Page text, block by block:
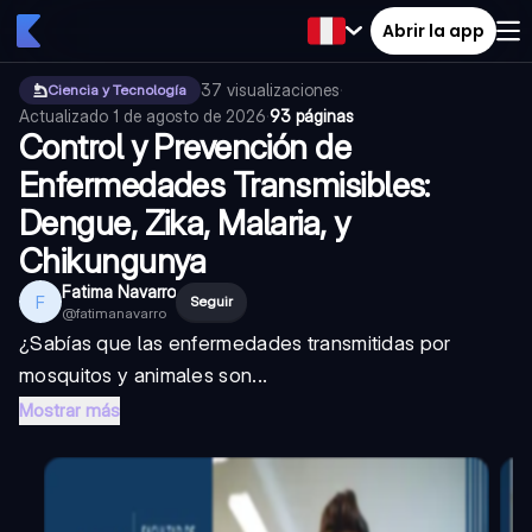
Abrir la app
Ciencia y Tecnología 37 visualizaciones·
Actualizado 1 de agosto de 2026·93 páginas
Control y Prevención de
Enfermedades Transmisibles:
Dengue, Zika, Malaria, y
Chikungunya
F Fatima Navarro
@fatimanavarro
Seguir
¿Sabías que las enfermedades transmitidas por
mosquitos y animales son...
Mostrar más